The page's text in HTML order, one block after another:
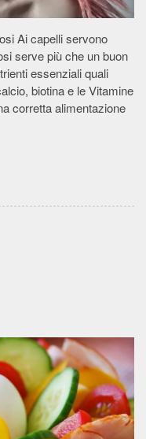
Ai capelli servono
serve più che un buon
essenziali quali
biotina e le Vitamine
corretta alimentazione